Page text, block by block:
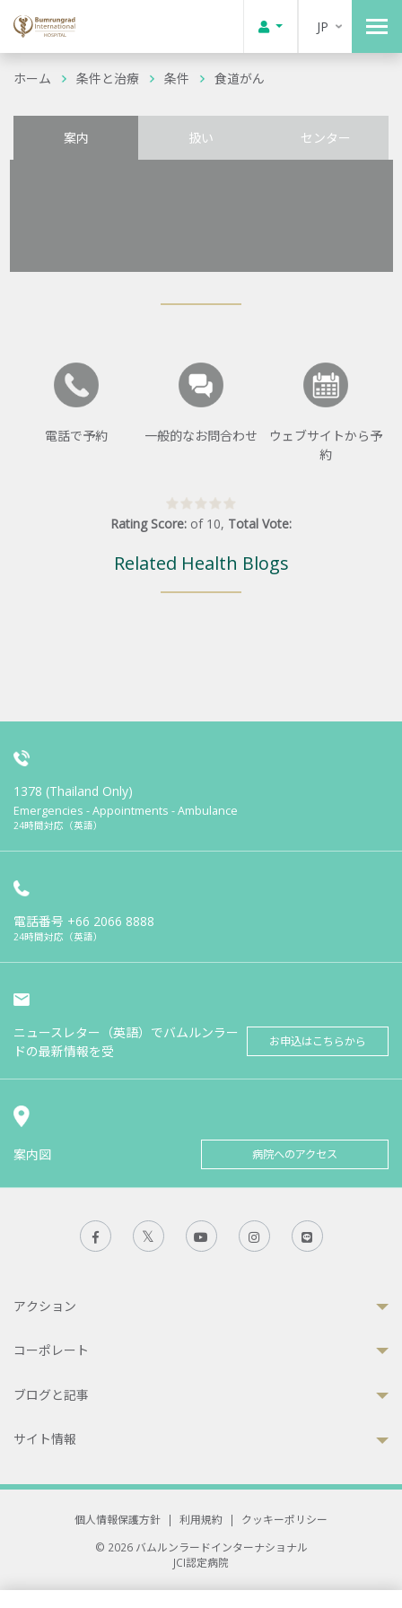
JP
ホーム 条件と治療 条件 食道がん
案内 扱い センター
電話で予約 一般的なお問合わせ
ウェブサイトから予
約
Rating Score: of 10, Total Vote:
Related Health Blogs
1378 (Thailand Only)
Emergencies - Appointments - Ambulance
24時間対応（英語）
電話番号 +66 2066 8888
24時間対応（英語）
ニュースレター（英語）でバムルンラー
ドの最新情報を受
お申込はこちらから
案内図 病院へのアクセス
アクション
コーポレート
ブログと記事
サイト情報
個人情報保護方針 | 利用規約 |
クッキーポリシー
© 2026 バムルンラードインターナショナル
JCI認定病院